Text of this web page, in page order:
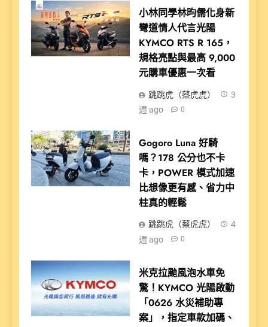
小林同學林昀儒化身新
彎道情人代言光陽
KYMCO RTS R 165，
規格亮點與最高 9,000
元購車優惠一次看
跳跳虎（蔡虎虎）
3
週 ago
0
Gogoro Luna 好騎
嗎？178 公分也不卡
卡，POWER 模式加速
比想像更有感、省力中
柱真的輕鬆
跳跳虎（蔡虎虎）
4
週 ago
0
米克拉颱風泡水車免
驚！KYMCO 光陽啟動
「0626 水災補助專
案」，指定車款加碼、